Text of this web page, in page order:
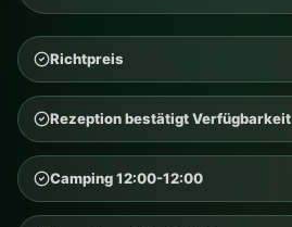
Richtpreis
Rezeption bestätigt Verfügbarkeit
Camping 12:00-12:00